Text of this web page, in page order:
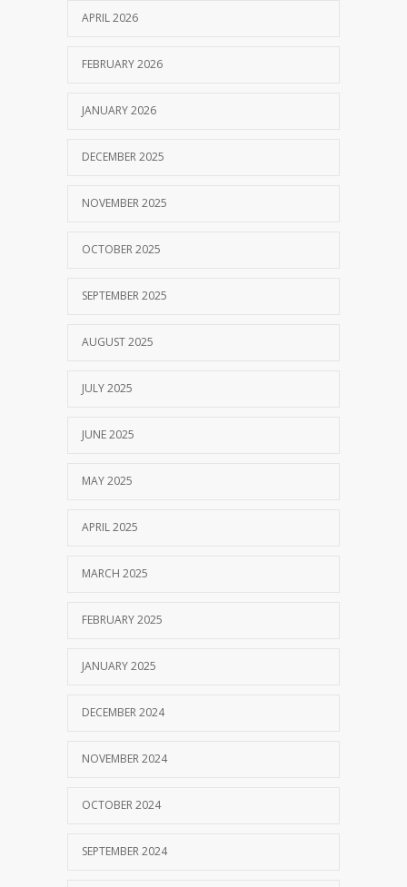
APRIL 2026
FEBRUARY 2026
JANUARY 2026
DECEMBER 2025
NOVEMBER 2025
OCTOBER 2025
SEPTEMBER 2025
AUGUST 2025
JULY 2025
JUNE 2025
MAY 2025
APRIL 2025
MARCH 2025
FEBRUARY 2025
JANUARY 2025
DECEMBER 2024
NOVEMBER 2024
OCTOBER 2024
SEPTEMBER 2024